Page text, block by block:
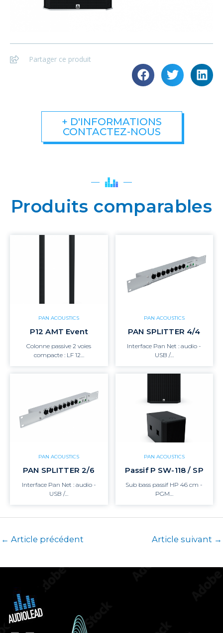
Partager ce produit
+ D'INFORMATIONS
CONTACTEZ-NOUS
Produits comparables
PAN ACOUSTICS
P12 AMT Event
Colonne passive 2 voies
compacte : LF 12…
PAN ACOUSTICS
PAN SPLITTER 4/4
Interface Pan Net : audio -
USB /…
PAN ACOUSTICS
PAN SPLITTER 2/6
Interface Pan Net : audio -
USB /…
PAN ACOUSTICS
Passif P SW-118 / SP
Sub bass passif HP 46 cm -
PGM…
← Article précédent Article suivant →